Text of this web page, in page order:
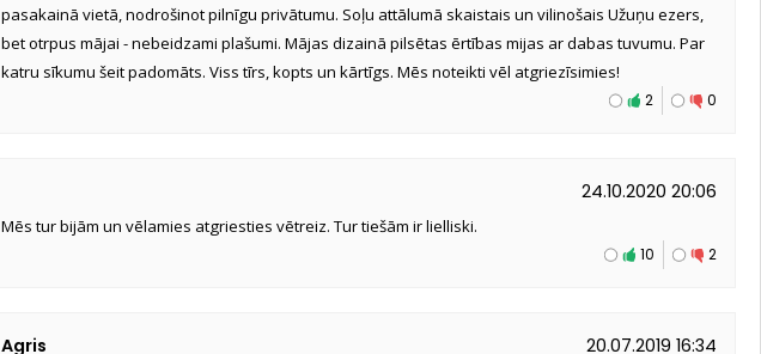
pasakainā vietā, nodrošinot pilnīgu privātumu. Soļu attālumā skaistais un vilinošais Užuņu ezers,
bet otrpus mājai - nebeidzami plašumi. Mājas dizainā pilsētas ērtības mijas ar dabas tuvumu. Par
katru sīkumu šeit padomāts. Viss tīrs, kopts un kārtīgs. Mēs noteikti vēl atgriezīsimies!
0
2
24.10.2020 20:06
Mēs tur bijām un vēlamies atgriesties vētreiz. Tur tiešām ir lielliski.
2
10
Agris 20.07.2019 16:34